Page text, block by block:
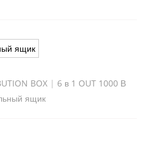
ящик
BOX | 6 в 1 OUT 1000 В
ящик